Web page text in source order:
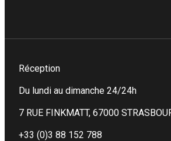
Réception
Du lundi au dimanche 24/24h
7 RUE FINKMATT, 67000
+33 (0)3 88 152 788